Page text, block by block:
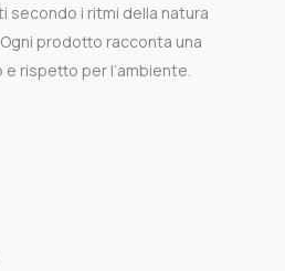
secondo i ritmi della natura
prodotto racconta una
rispetto per l’ambiente.